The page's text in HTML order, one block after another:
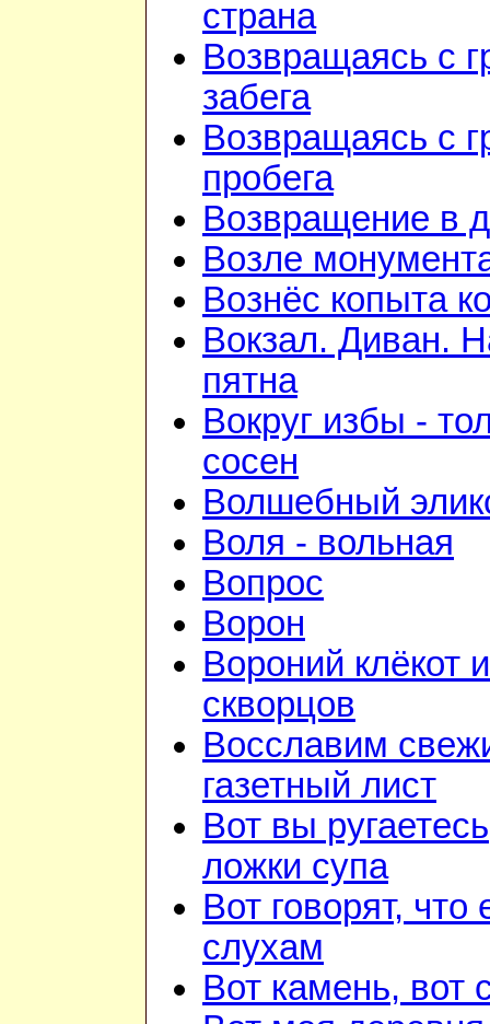
страна
Возвращаясь с
забега
Возвращаясь с
пробега
Возвращение в
Возле
Вознёс копыта
Вокзал. Диван.
пятна
Вокруг избы -
сосен
Волшебный
Воля - вольная
Вопрос
Ворон
Вороний клёкот
скворцов
Восславим
газетный лист
Вот вы
ложки супа
Вот говорят, что
слухам
Вот камень, вот